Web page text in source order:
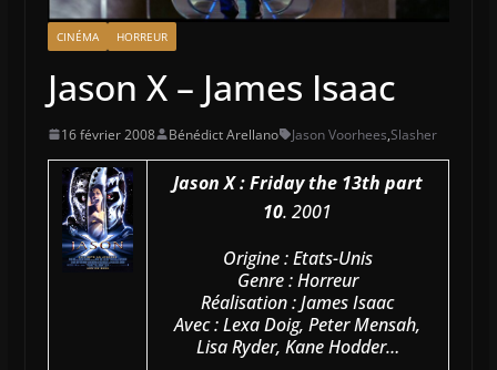
CINÉMA HORREUR
Jason X – James Isaac
16 février 2008 Bénédict Arellano Jason Voorhees,Slasher
Jason X : Friday the 13th part
10. 2001
Origine : Etats-Unis
Genre : Horreur
Réalisation : James Isaac
Avec : Lexa Doig, Peter Mensah,
Lisa Ryder, Kane Hodder…